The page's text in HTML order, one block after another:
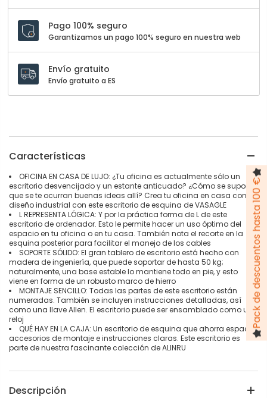
Pago 100% seguro
Garantizamos un pago 100% seguro en nuestra web
Envío gratuito
Envío gratuito a ES
Características
OFICINA EN CASA DE LUJO: ¿Tu oficina es actualmente sólo un
escritorio desvencijado y un estante anticuado? ¿Cómo se supone
que se te ocurran buenas ideas allí? Crea tu oficina en casa con un
diseño industrial con este escritorio de esquina de VASAGLE
L REPRESENTA LÓGICA: Y por la práctica forma de L de este
escritorio de ordenador. Esto le permite hacer un uso óptimo del
espacio en tu oficina o en tu casa. También nota el recorte en la
esquina posterior para facilitar el manejo de los cables
SOPORTE SÓLIDO: El gran tablero de escritorio está hecho con
madera de ingeniería, que puede soportar de hasta 50 kg;
naturalmente, una base estable lo mantiene todo en pie, y esto
viene en forma de un robusto marco de hierro
MONTAJE SENCILLO: Todas las partes de este escritorio están
numeradas. También se incluyen instrucciones detalladas, así
como una llave Allen. El escritorio puede ser ensamblado como un
reloj
QUÉ HAY EN LA CAJA: Un escritorio de esquina que ahorra espacio,
accesorios de montaje e instrucciones claras. Este escritorio es
parte de nuestra fascinante colección de ALINRU
Descripción
Pack de descuentos hasta 100 €